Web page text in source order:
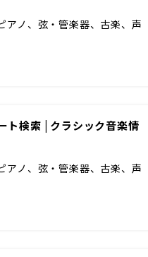
ノ、弦・管楽器、古楽、声
ト検索 | クラシック音楽情
ノ、弦・管楽器、古楽、声